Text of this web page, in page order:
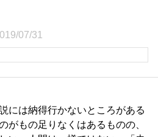
07/31
には納得行かないところがある
がもの足りなくはあるものの、